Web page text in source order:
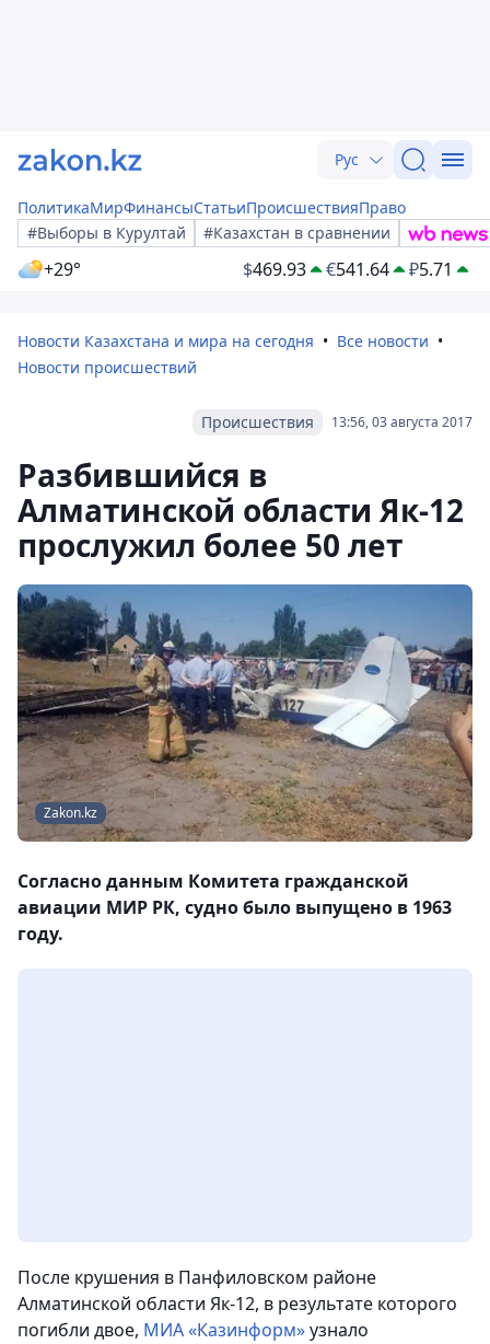
Рус
ПолитикаМирФинансыСтатьиПроисшествияПраво
#Выборы в Курултай
#Казахстан в сравнении
+29° $469.93 €541.64 ₽5.71
Новости Казахстана и мира на сегодня
Все новости
Новости происшествий
13:56, 03 августа 2017
Происшествия
Разбившийся в
Алматинской области Як-12
прослужил более 50 лет
Zakon.kz
Согласно данным Комитета гражданской
авиации МИР РК, судно было выпущено в 1963
году.
После крушения в Панфиловском районе
Алматинской области Як-12, в результате которого
погибли двое, МИА «Казинформ»узнало